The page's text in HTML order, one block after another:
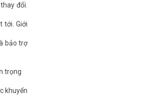
đổi.
tới. Giới
bảo trợ
trọng
khuyến